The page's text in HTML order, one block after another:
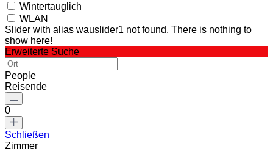
Wintertauglich
WLAN
Slider with alias wauslider1 not found. There is nothing to
show here!
Erweiterte Suche
People
Reisende
0
Schließen
Zimmer